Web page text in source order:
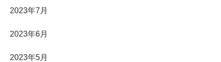
2023年7月
2023年6月
2023年5月